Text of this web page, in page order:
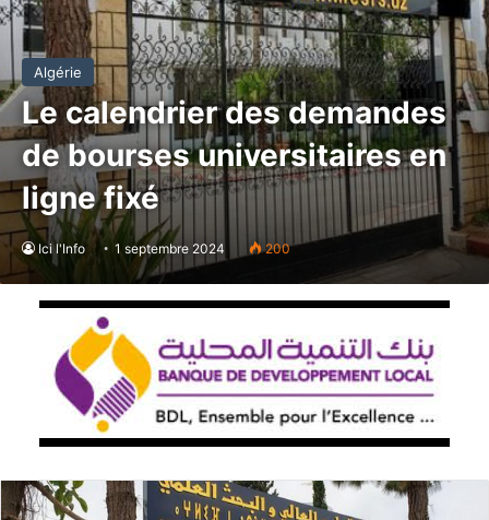
Algérie
Le calendrier des demandes
de bourses universitaires en
ligne fixé
Ici l'Info 1 septembre 2024 200